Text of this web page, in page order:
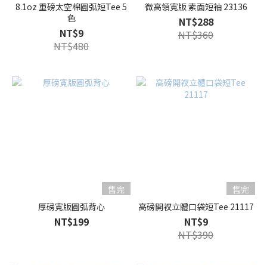
8.1oz 重磅太空棉圓弧短Tee 5
色
NT$9
NT$480
微高領寬版 素面短袖 23136
NT$288
NT$360
售完
厚磅寬版圓弧背心
NT$199
售完
高磅開衩立體口袋短Tee 21117
NT$9
NT$390